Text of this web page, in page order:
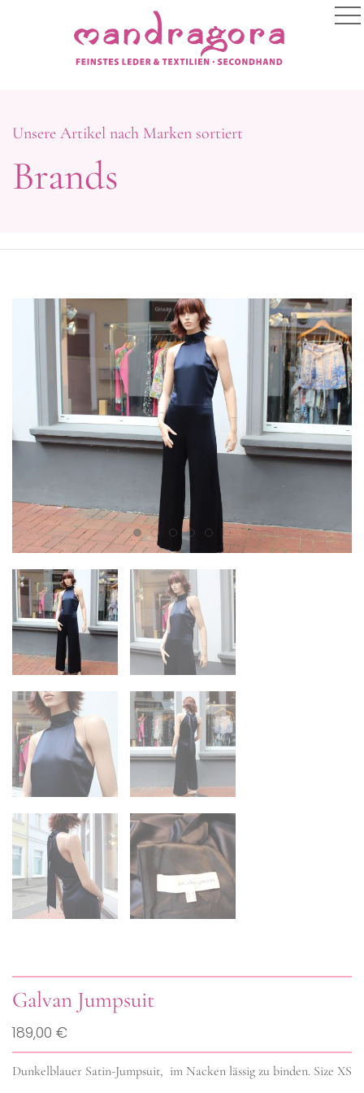
Unsere Artikel nach Marken sortiert
Brands
Galvan Jumpsuit
189,00 €
Dunkelblauer Satin-Jumpsuit, im Nacken lässig zu binden. Size XS